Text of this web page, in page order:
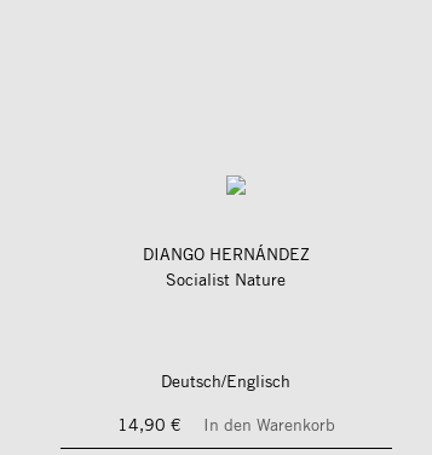
DIANGO HERNÁNDEZ
Socialist Nature
Deutsch/Englisch
14,90 €
In den Warenkorb